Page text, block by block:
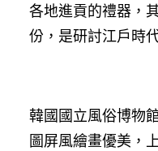
各地進貢的禮器，
份，是研討江戶時
韓國國立風俗博物
圖屏風繪畫優美，